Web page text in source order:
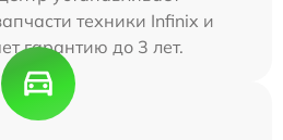
техники Infinix и
гарантию до 3 лет.